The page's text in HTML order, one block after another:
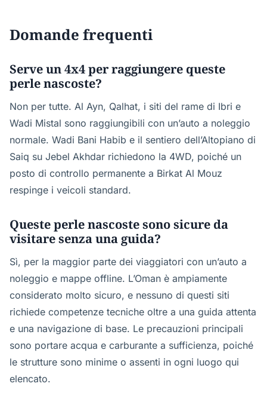
Domande frequenti
Serve un 4x4 per raggiungere queste
perle nascoste?
Non per tutte. Al Ayn, Qalhat, i siti del rame di Ibri e
Wadi Mistal sono raggiungibili con un’auto a noleggio
normale. Wadi Bani Habib e il sentiero dell’Altopiano di
Saiq su Jebel Akhdar richiedono la 4WD, poiché un
posto di controllo permanente a Birkat Al Mouz
respinge i veicoli standard.
Queste perle nascoste sono sicure da
visitare senza una guida?
Sì, per la maggior parte dei viaggiatori con un’auto a
noleggio e mappe offline. L’Oman è ampiamente
considerato molto sicuro, e nessuno di questi siti
richiede competenze tecniche oltre a una guida attenta
e una navigazione di base. Le precauzioni principali
sono portare acqua e carburante a sufficienza, poiché
le strutture sono minime o assenti in ogni luogo qui
elencato.